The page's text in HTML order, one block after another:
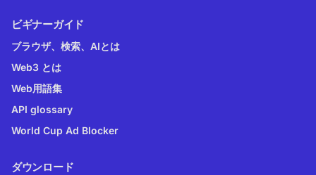
ビギナーガイド
ブラウザ、検索、AIとは
Web3 とは
Web用語集
API glossary
World Cup Ad Blocker
ダウンロード